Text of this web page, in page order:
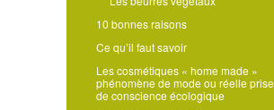
10 bonnes raisons
Ce qu’il faut savoir
Les cosmétiques « home made »
phénomène de mode ou réelle prise
de conscience écologique